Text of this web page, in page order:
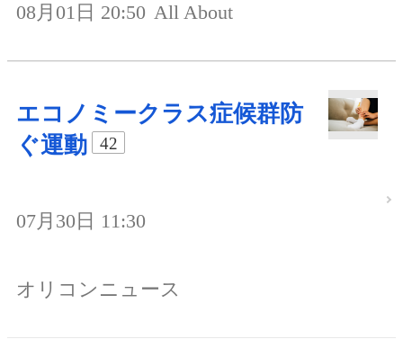
08月01日 20:50 All About
エコノミークラス症候群防
ぐ運動
42
07月30日 11:30
オリコンニュース